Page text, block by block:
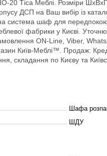
Тіса Меблі. Розміри
ДСП на Ваш вибір із
система шаф для
фабрики у Києві.
ON-Line, Viber,
Київ-Меблі™. Продаж:
складання по Києву та
Шафа
ШДУ